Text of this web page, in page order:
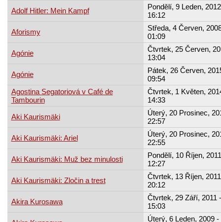
Adolf Hitler: Mein Kampf
Pondělí, 9 Leden,
16:12
Aforismy
Středa, 4 Červen,
01:09
Agónie
Čtvrtek, 25 Červen,
13:04
Agónie
Pátek, 26 Červen,
09:54
Agostina Segatoriová v Café de
Tambourin
Čtvrtek, 1 Květen,
14:33
Aki Kaurismäki
Úterý, 20 Prosinec,
22:57
Aki Kaurismäki: Ariel
Úterý, 20 Prosinec,
22:55
Aki Kaurismäki: Muž bez minulosti
Pondělí, 10 Říjen,
12:27
Aki Kaurismäki: Zločin a trest
Čtvrtek, 13 Říjen,
20:12
Akira Kurosawa
Čtvrtek, 29 Září, 2011 -
15:03
Úterý, 6 Leden, 2009 -